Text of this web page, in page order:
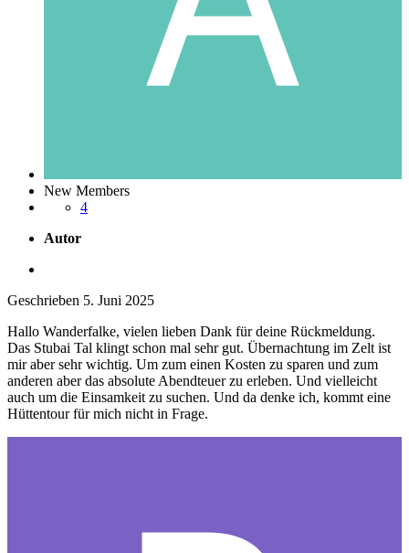
New Members
4
Autor
Geschrieben 5. Juni 2025
Hallo Wanderfalke, vielen lieben Dank für deine Rückmeldung.
Das Stubai Tal klingt schon mal sehr gut. Übernachtung im Zelt ist
mir aber sehr wichtig. Um zum einen Kosten zu sparen und zum
anderen aber das absolute Abendteuer zu erleben. Und vielleicht
auch um die Einsamkeit zu suchen. Und da denke ich, kommt eine
Hüttentour für mich nicht in Frage.